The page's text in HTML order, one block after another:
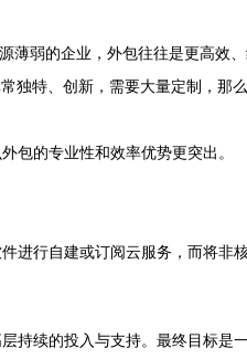
弱的企业，外包往往是更高效、
独特、创新，需要大量定制，那
包的专业性和效率优势更突出。
进行自建或订阅云服务，而将非
续的投入与支持。最终目标是